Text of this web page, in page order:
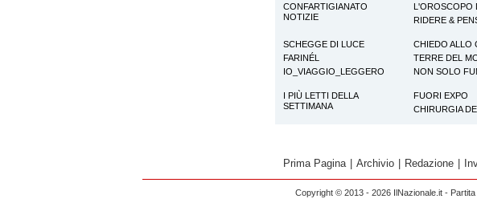
CONFARTIGIANATO
NOTIZIE
L'OROSCOPO
RIDERE &
SCHEGGE DI LUCE
CHIEDO ALLO
FARINÉL
TERRE DEL
IO_VIAGGIO_LEGGERO
NON SOLO
I PIÙ LETTI DELLA
SETTIMANA
FUORI EXPO
CHIRURGIA
Prima Pagina Archivio Redazione
Copyright © 2013 - 2026 IlNazionale.it -